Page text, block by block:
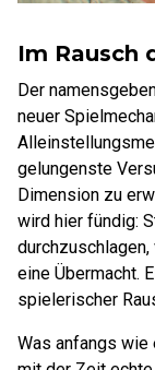
Im Rausch
Der
neuer
gelungenste
Dimension zu
wird hier fündig:
eine Übermacht.
spielerischer
Was anfangs